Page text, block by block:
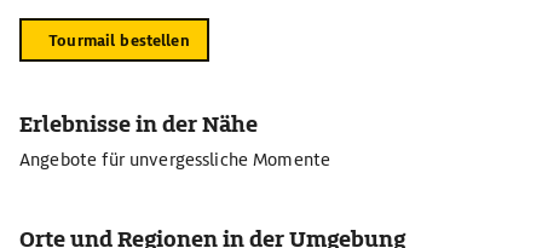
Tourmail bestellen
Erlebnisse in der Nähe
Angebote für unvergessliche Momente
Orte und Regionen in der Umgebung